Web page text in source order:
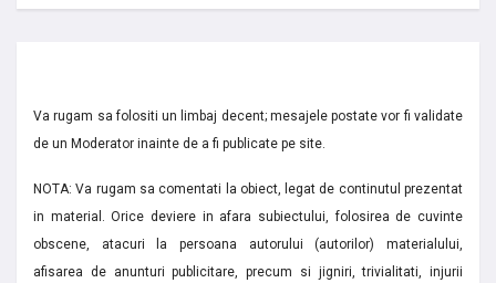
Va rugam sa folositi un limbaj decent; mesajele postate vor fi validate
de un Moderator inainte de a fi publicate pe site.
NOTA: Va rugam sa comentati la obiect, legat de continutul prezentat
in material. Orice deviere in afara subiectului, folosirea de cuvinte
obscene, atacuri la persoana autorului (autorilor) materialului,
afisarea de anunturi publicitare, precum si jigniri, trivialitati, injurii